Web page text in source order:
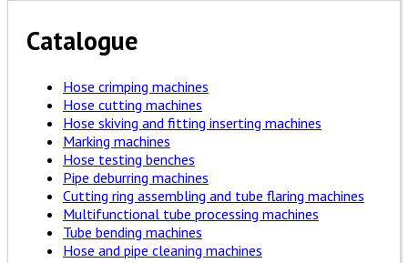
Catalogue
Hose crimping machines
Hose cutting machines
Hose skiving and fitting inserting machines
Marking machines
Hose testing benches
Pipe deburring machines
Cutting ring assembling and tube flaring machines
Multifunctional tube processing machines
Tube bending machines
Hose and pipe cleaning machines